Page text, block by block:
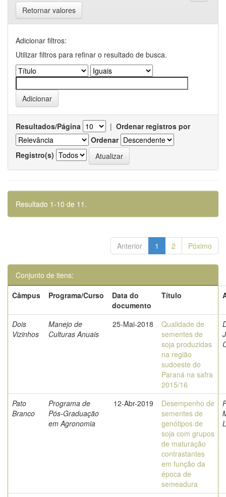
Retornar valores
Adicionar filtros:
Utilizar filtros para refinar o resultado de busca.
Resultados/Página | Ordenar registros por
Ordenar
Registro(s)
Resultado 1-10 de 11.
Anterior 1 2 Póximo
Conjunto de itens:
Câmpus
Programa/Curso
Data do
documento
Título
Dois
Vizinhos
Manejo de
Culturas Anuais
25-Mai-2018
Qualidade de
sementes de
soja produzidas
na região
sudoeste do
Paraná na safra
2015/16
Pato
Branco
Programa de
Pós-Graduação
em Agronomia
12-Abr-2019
Desempenho de
sementes de
genótipos de
soja com grupos
de maturação
contrastantes
em função da
época de
semeadura